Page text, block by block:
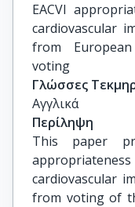
EACVI
cardiovascular
from
voting
Γλώσσες
Αγγλικά
Περίληψη
This paper
cardiovascular
from voting of